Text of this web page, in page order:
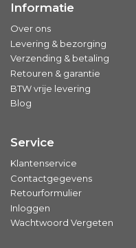
Informatie
Over ons
Levering & bezorging
Verzending & betaling
Retouren & garantie
BTW vrije levering
Blog
Service
Klantenservice
Contactgegevens
Retourformulier
Inloggen
Wachtwoord Vergeten